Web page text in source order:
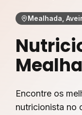
Mealhada,
Encontre os
nutricionista no